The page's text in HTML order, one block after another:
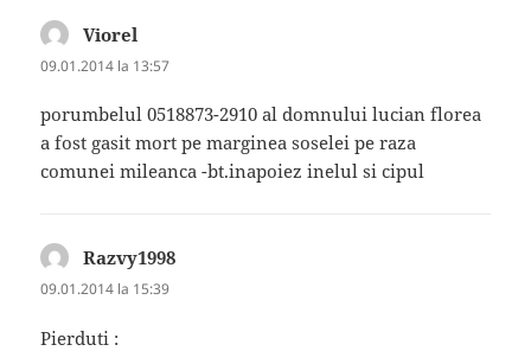
Viorel
09.01.2014 la 13:57
porumbelul 0518873-2910 al domnului lucian florea
a fost gasit mort pe marginea soselei pe raza
comunei mileanca -bt.inapoiez inelul si cipul
Razvy1998
09.01.2014 la 15:39
Pierduti :